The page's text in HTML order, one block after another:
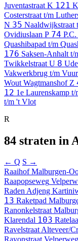
Juventastraat K 121
Costerstraat t/m
N 35 Naaldwijkstraat
Ovidiuslaan P 74
Quashibapad t/m
176 Saksen-Anhalt t/
Twikkelstraat U 8
Vakwerkbrug t/m
Wout Wagtmanshof Z
12 1e Laurenskamp
t/m 't Vlot
R
84 straten in
← Q S →
Raaihof Malburgen-
Raapopseweg
Raden Adjeng
13 Raketpad
Ranonkelstraat
Klarendal 103
RavelstraatAlteveer/